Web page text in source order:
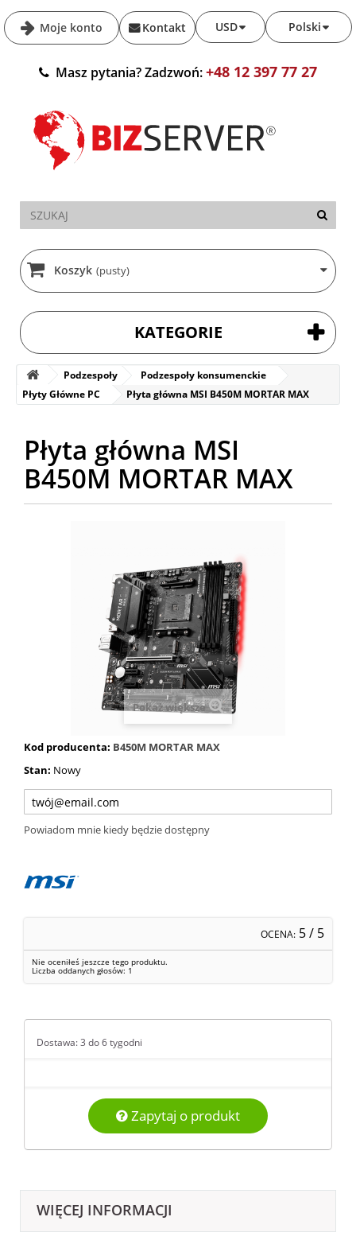
Moje konto Polski
USD
Kontakt
Masz pytania? Zadzwoń:+48 12 397 77 27
Koszyk (pusty)
KATEGORIE
Podzespoły
Podzespoły konsumenckie
Płyty Główne PC
Płyta główna MSI B450M MORTAR MAX
Płyta główna MSI
B450M MORTAR MAX
Pokaż większe
Kod producenta: B450M MORTAR MAX
Stan: Nowy
Powiadom mnie kiedy będzie dostępny
OCENA: 5/ 5
Nie oceniłeś jeszcze tego produktu.
Liczba oddanych głosów: 1
Dostawa: 3 do 6 tygodni
Zapytaj o produkt
WIĘCEJ INFORMACJI